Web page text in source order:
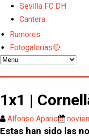
Sevilla FC DH
Cantera
Rumores
Fotogalerías🔴
1x1 |
Alfonso Aparicio
Estas han sido las